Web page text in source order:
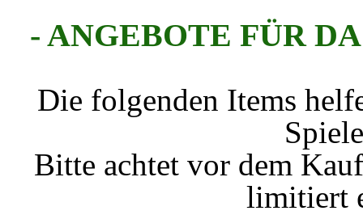
- ANGEBOTE FÜR
Die folgenden Items
Bitte achtet vor dem
limitiert